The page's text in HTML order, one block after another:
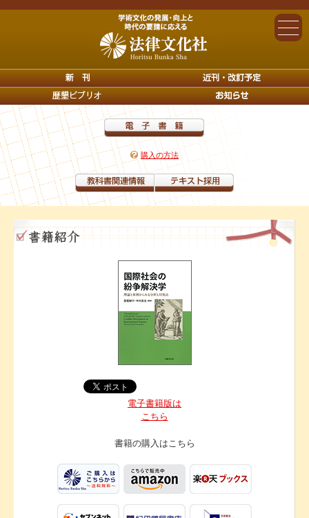
購入の方法
電子書籍版は
こちら
書籍の購入はこちら